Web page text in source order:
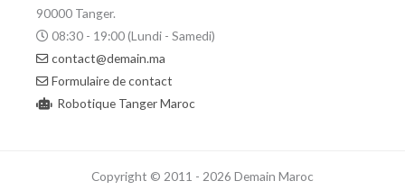
90000 Tanger.
08:30 - 19:00 (Lundi - Samedi)
contact@demain.ma
Formulaire de contact
Robotique Tanger Maroc
Copyright © 2011 - 2026 Demain Maroc